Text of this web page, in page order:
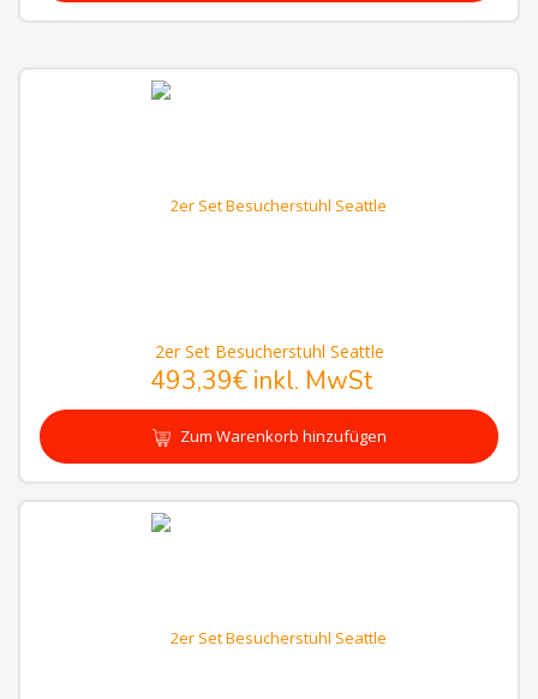
2er Set Besucherstuhl Seattle
493,39€inkl. MwSt
Zum Warenkorb hinzufügen